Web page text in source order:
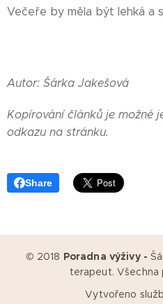
Večeře by měla být lehká a
Autor: Šárka Jakešová
Kopírování článků je možné
odkazu na stránku.
Share
© 2018 Poradna výživy -
terapeut. Všechna
Vytvořeno